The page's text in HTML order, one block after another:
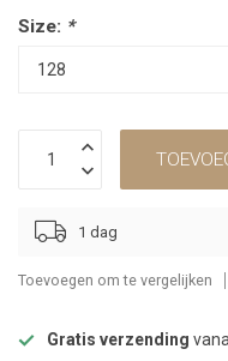
Size: *
1 dag
Toevoegen om te vergelijken
Gratis verzending